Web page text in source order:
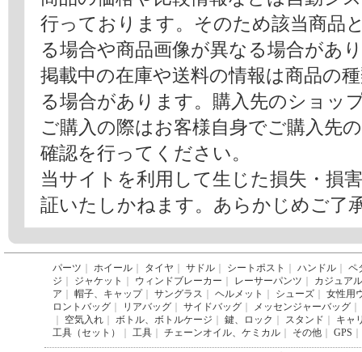
行っております。そのため該当商品
る場合や商品画像が異なる場合があ
掲載中の在庫や送料の情報は商品の
る場合があります。購入先のショッ
ご購入の際はお客様自身でご購入先
確認を行ってください。
当サイトを利用して生じた損失・損
証いたしかねます。あらかじめご了
パーツ ホイール タイヤ サドル シートポスト ハンドル
ペ
ジ
ジャケット ウィンドブレーカー レーサーパンツ
カジュア
ア
帽子、キャップ｜ サングラス ヘルメット シューズ
女性用
ロントバッグ
リアバッグ サイドバッグ メッセンジャーバッグ
空気入れ ボトル、ボトルケージ 鍵、ロック スタンド
キャ
工具（セット）
工具 チェーンオイル、ケミカル その他 GPS